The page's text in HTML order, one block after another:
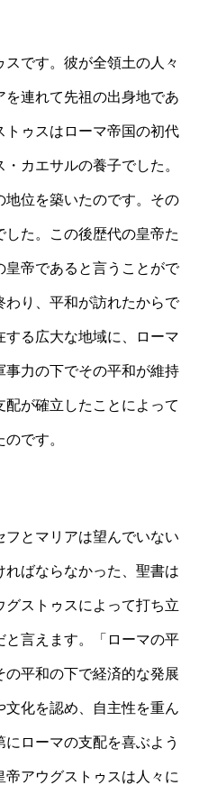
です。彼が全領土の人々
連れて先祖の出身地であ
トゥスはローマ帝国の初代
カエサルの養子でした。
地位を築いたのです。その
た。この後歴代の皇帝た
皇帝であると言うことがで
わり、平和が訪れたからで
る広大な地域に、ローマ
力の下でその平和が維持
が確立したことによって
です。
とマリアは望んでいない
ばならなかった、聖書は
ストゥスによって打ち立
言えます。「ローマの平
平和の下で経済的な発展
化を認め、自主性を重ん
ローマの支配を喜ぶよう
アウグストゥスは人々に